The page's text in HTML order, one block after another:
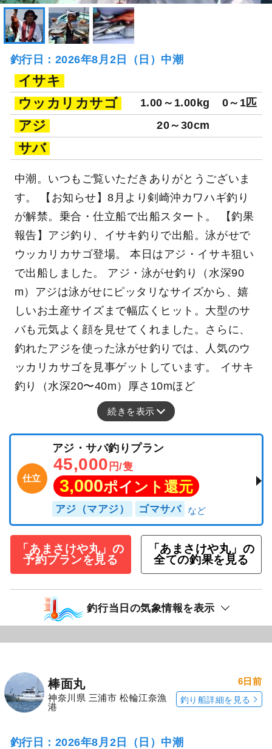
釣行日：2026年8月2日（日）中潮
イサキ
ウッカリカサゴ
1.00～1.00kg 0～1匹
アジ 20～30cm
サバ
中潮。いつもご覧いただきありがとうございま
す。 【お知らせ】8月より剣崎沖カワハギ釣り
が解禁。乗合・仕立船で出船スタート。 【釣果
報告】アジ釣り、イサキ釣りで出船。泳がせで
ウッカリカサゴ登場。 本日はアジ・イサキ狙い
で出船しました。 アジ・泳がせ釣り（水深90
m）アジは泳がせにピッタリなサイズから、嬉
しいお土産サイズまで幅広くヒット。大型のサ
バも元気よく顔を見せてくれました。さらに、
釣れたアジを使った泳がせ釣りでは、人気のウ
ッカリカサゴを見事ゲットしています。 イサキ
釣り（水深20〜40m）厚さ10mほど
続きを表示
仕立
アジ・サバ釣りプラン
45,000 円/隻
3,000ポイント還元
アジ（マアジ） ゴマサバ
「あまさけや丸」の
予約プランを見る
「あまさけや丸」の
全ての釣果を見る
釣行当日の気象情報を表示
棒面丸
神奈川県 三浦市 松輪江奈漁
港
6日前
釣り船詳細を見る
釣行日：2026年8月2日（日）中潮